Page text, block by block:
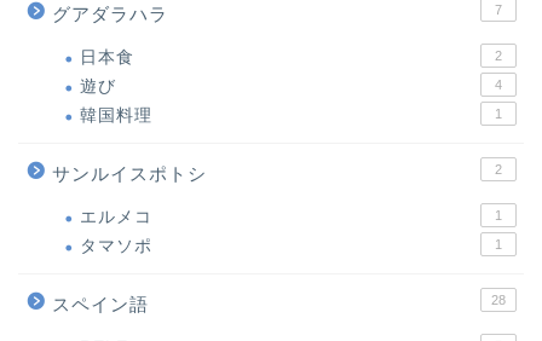
グアダラハラ 7
日本食 2
遊び 4
韓国料理 1
サンルイスポトシ 2
エルメコ 1
タマソポ 1
スペイン語 28